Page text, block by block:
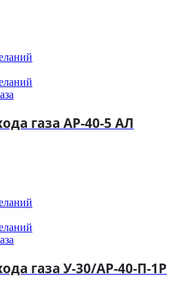
газа АР-40-5 АЛ
газа У-30/АР-40-П-1Р